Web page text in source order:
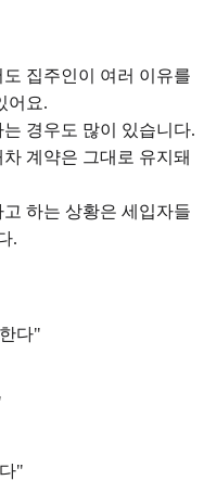
집주인이 여러 이유를
어요.
경우도 많이 있습니다.
계약은 그대로 유지돼
하는 상황은 세입자들
.​
다"
"